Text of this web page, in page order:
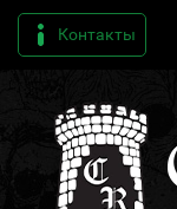
Контакты